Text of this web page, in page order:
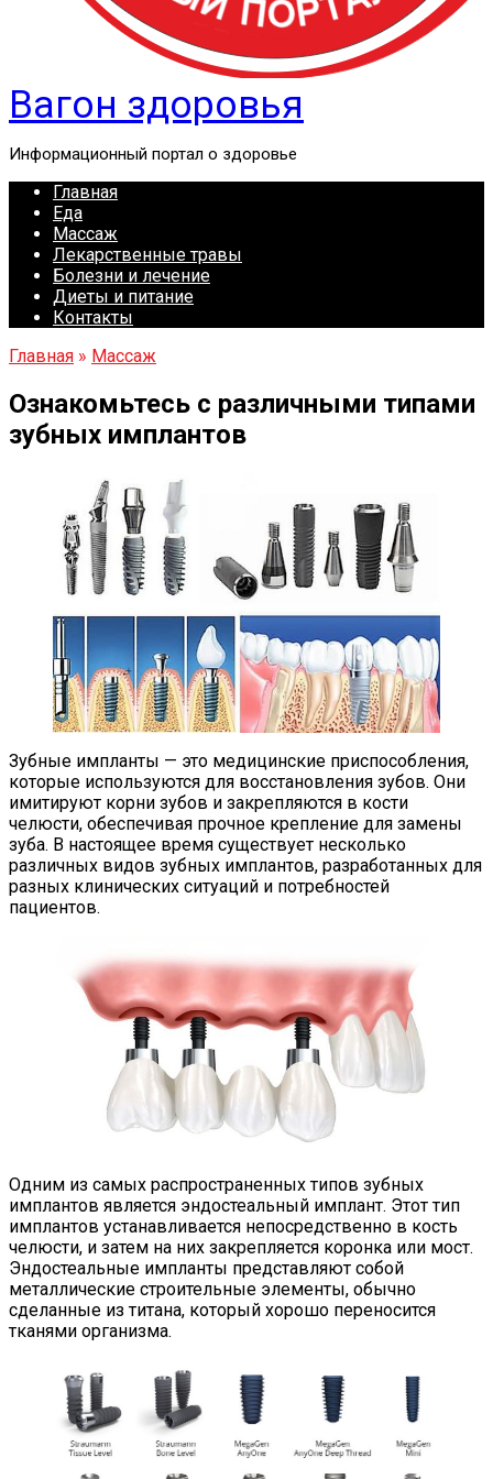
Вагон здоровья
Информационный портал о здоровье
Главная
Еда
Массаж
Лекарственные травы
Болезни и лечение
Диеты и питание
Контакты
Главная » Массаж
Ознакомьтесь с различными типами
зубных имплантов
Зубные импланты — это медицинские приспособления,
которые используются для восстановления зубов. Они
имитируют корни зубов и закрепляются в кости
челюсти, обеспечивая прочное крепление для замены
зуба. В настоящее время существует несколько
различных видов зубных имплантов, разработанных для
разных клинических ситуаций и потребностей
пациентов.
Одним из самых распространенных типов зубных
имплантов является эндостеальный имплант. Этот тип
имплантов устанавливается непосредственно в кость
челюсти, и затем на них закрепляется коронка или мост.
Эндостеальные импланты представляют собой
металлические строительные элементы, обычно
сделанные из титана, который хорошо переносится
тканями организма.